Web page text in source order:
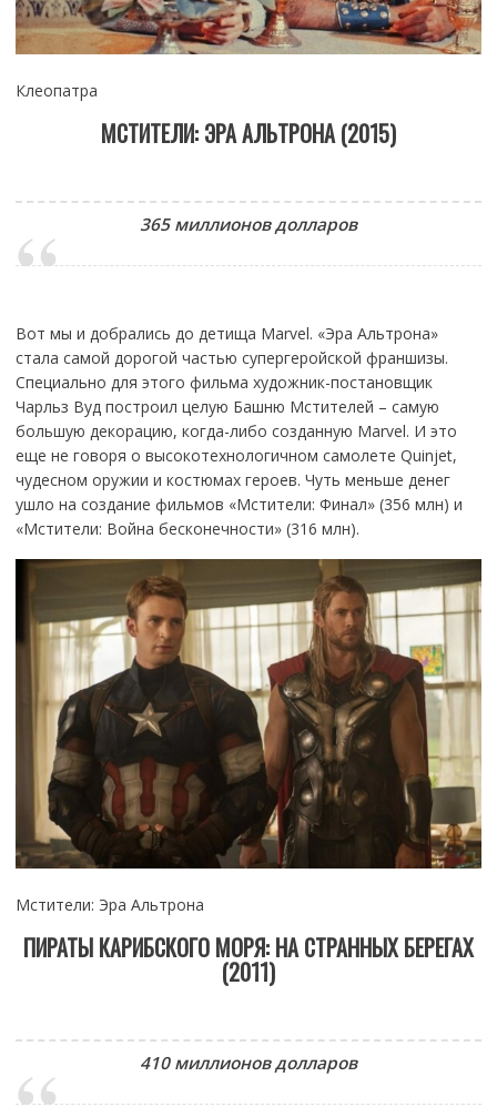
Клеопатра
МСТИТЕЛИ: ЭРА АЛЬТРОНА (2015)
365 миллионов долларов
Вот мы и добрались до детища Marvel. «Эра Альтрона»
стала самой дорогой частью супергеройской франшизы.
Специально для этого фильма художник-постановщик
Чарльз Вуд построил целую Башню Мстителей – самую
большую декорацию, когда-либо созданную Marvel. И это
еще не говоря о высокотехнологичном самолете Quinjet,
чудесном оружии и костюмах героев. Чуть меньше денег
ушло на создание фильмов «Мстители: Финал» (356 млн) и
«Мстители: Война бесконечности» (316 млн).
Мстители: Эра Альтрона
ПИРАТЫ КАРИБСКОГО МОРЯ: НА СТРАННЫХ БЕРЕГАХ
(2011)
410 миллионов долларов